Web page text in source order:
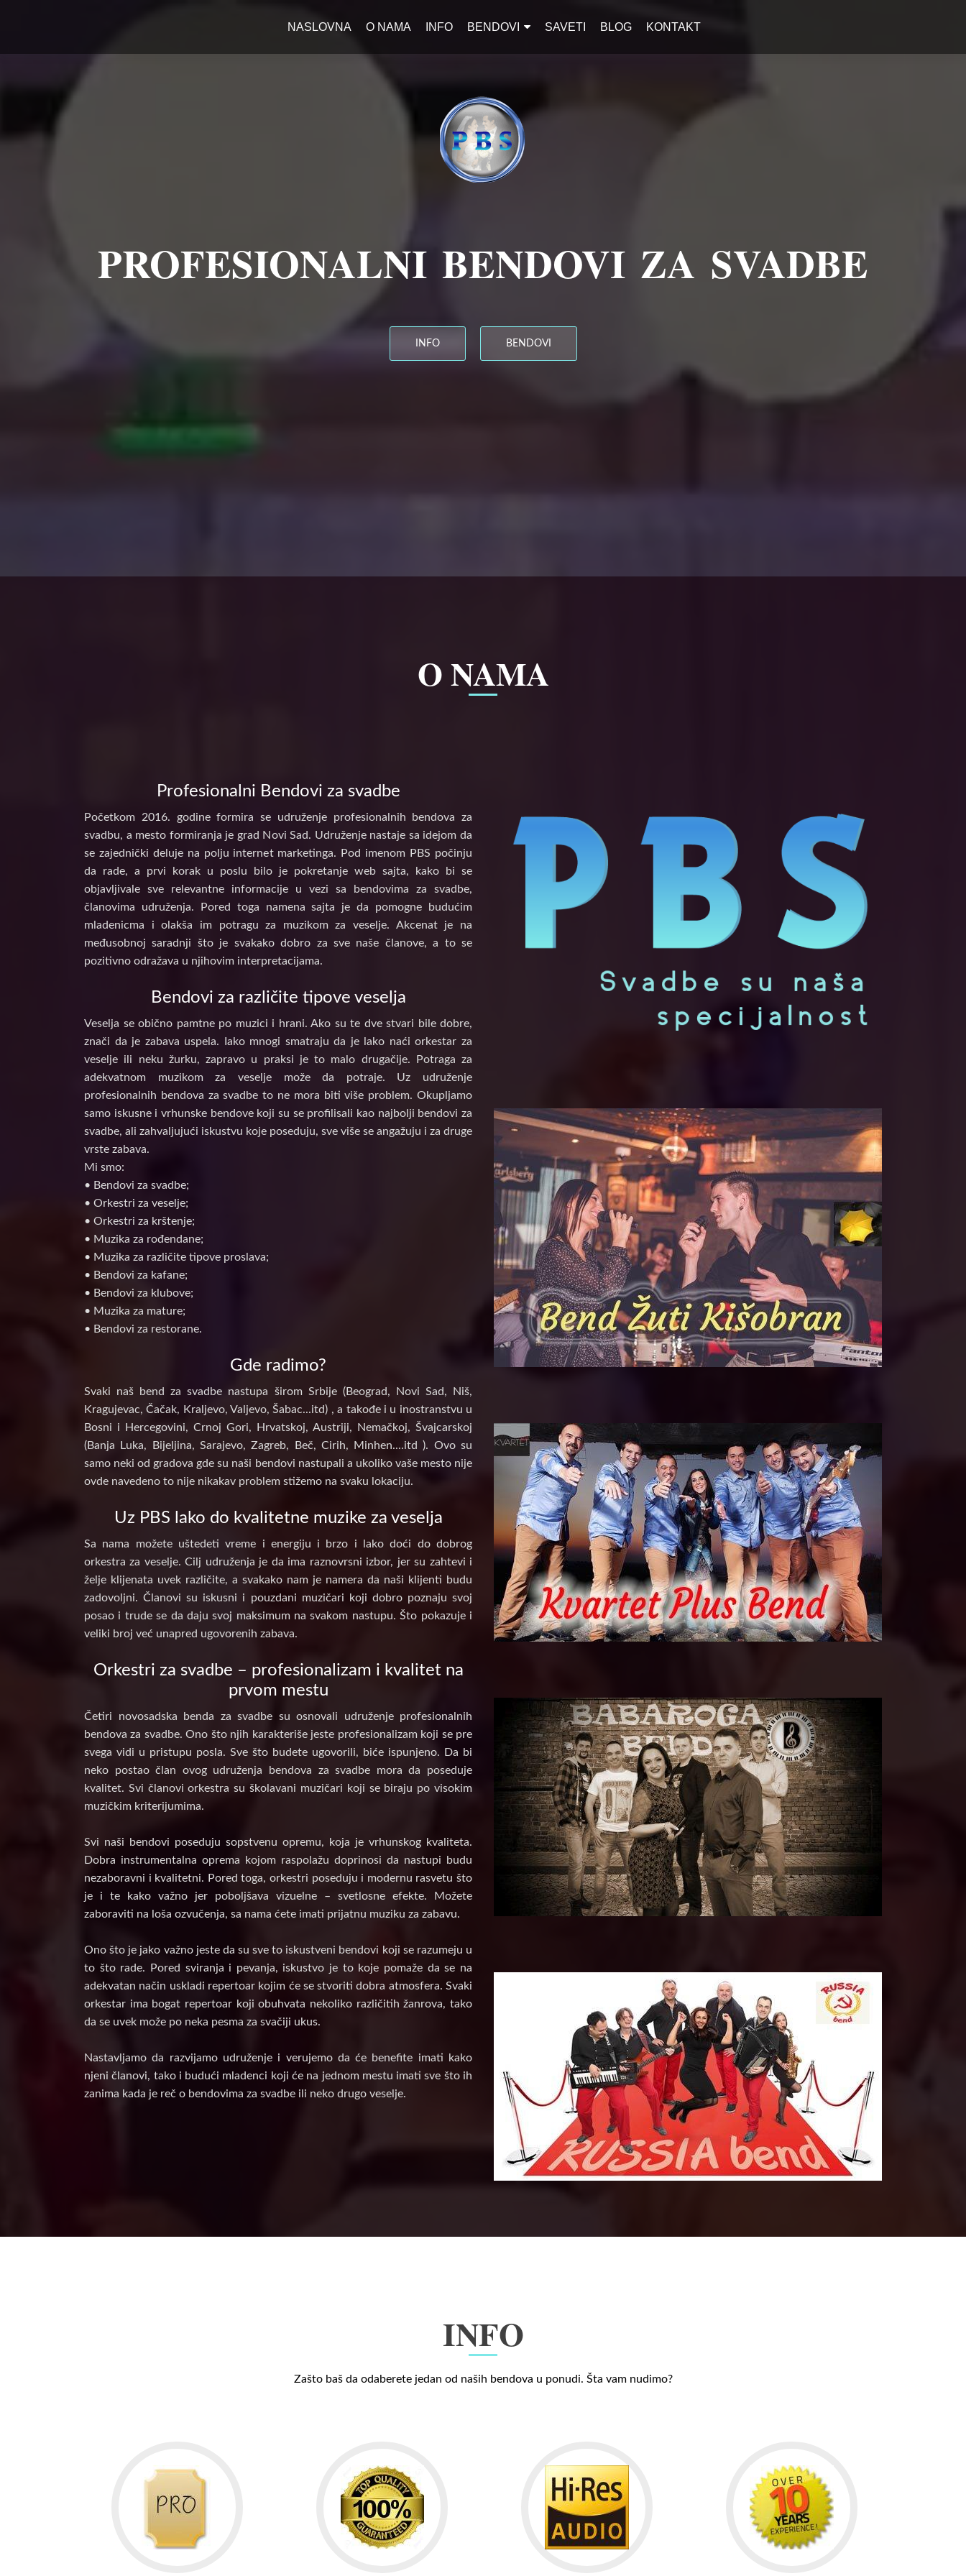
NASLOVNA O NAMA INFO BENDOVI SAVETI BLOG KONTAKT
PROFESIONALNI BENDOVI ZA SVADBE
INFO BENDOVI
O NAMA
Profesionalni Bendovi za svadbe
Početkom 2016. godine formira se udruženje profesionalnih bendova za
svadbu, a mesto formiranja je grad Novi Sad. Udruženje nastaje sa idejom da
se zajednički deluje na polju internet marketinga. Pod imenom PBS počinju
da rade, a prvi korak u poslu bilo je pokretanje web sajta, kako bi se
objavljivale sve relevantne informacije u vezi sa bendovima za svadbe,
članovima udruženja. Pored toga namena sajta je da pomogne budućim
mladenicma i olakša im potragu za muzikom za veselje. Akcenat je na
međusobnoj saradnji što je svakako dobro za sve naše članove, a to se
pozitivno odražava u njihovim interpretacijama.
Bendovi za različite tipove veselja
Veselja se obično pamtne po muzici i hrani. Ako su te dve stvari bile dobre,
znači da je zabava uspela. Iako mnogi smatraju da je lako naći orkestar za
veselje ili neku žurku, zapravo u praksi je to malo drugačije. Potraga za
adekvatnom muzikom za veselje može da potraje. Uz udruženje
profesionalnih bendova za svadbe to ne mora biti više problem. Okupljamo
samo iskusne i vrhunske bendove koji su se profilisali kao najbolji bendovi za
svadbe, ali zahvaljujući iskustvu koje poseduju, sve više se angažuju i za druge
vrste zabava.
Mi smo:
• Bendovi za svadbe;
• Orkestri za veselje;
• Orkestri za krštenje;
• Muzika za rođendane;
• Muzika za različite tipove proslava;
• Bendovi za kafane;
• Bendovi za klubove;
• Muzika za mature;
• Bendovi za restorane.
Gde radimo?
Svaki naš bend za svadbe nastupa širom Srbije (Beograd, Novi Sad, Niš,
Kragujevac, Čačak, Kraljevo, Valjevo, Šabac...itd) , a takođe i u inostranstvu u
Bosni i Hercegovini, Crnoj Gori, Hrvatskoj, Austriji, Nemačkoj, Švajcarskoj
(Banja Luka, Bijeljina, Sarajevo, Zagreb, Beč, Cirih, Minhen....itd ). Ovo su
samo neki od gradova gde su naši bendovi nastupali a ukoliko vaše mesto nije
ovde navedeno to nije nikakav problem stižemo na svaku lokaciju.
Uz PBS lako do kvalitetne muzike za veselja
Sa nama možete uštedeti vreme i energiju i brzo i lako doći do dobrog
orkestra za veselje. Cilj udruženja je da ima raznovrsni izbor, jer su zahtevi i
želje klijenata uvek različite, a svakako nam je namera da naši klijenti budu
zadovoljni. Članovi su iskusni i pouzdani muzičari koji dobro poznaju svoj
posao i trude se da daju svoj maksimum na svakom nastupu. Što pokazuje i
veliki broj već unapred ugovorenih zabava.
Orkestri za svadbe – profesionalizam i kvalitet na
prvom mestu
Četiri novosadska benda za svadbe su osnovali udruženje profesionalnih
bendova za svadbe. Ono što njih karakteriše jeste profesionalizam koji se pre
svega vidi u pristupu posla. Sve što budete ugovorili, biće ispunjeno. Da bi
neko postao član ovog udruženja bendova za svadbe mora da poseduje
kvalitet. Svi članovi orkestra su školavani muzičari koji se biraju po visokim
muzičkim kriterijumima.
Svi naši bendovi poseduju sopstvenu opremu, koja je vrhunskog kvaliteta.
Dobra instrumentalna oprema kojom raspolažu doprinosi da nastupi budu
nezaboravni i kvalitetni. Pored toga, orkestri poseduju i modernu rasvetu što
je i te kako važno jer poboljšava vizuelne – svetlosne efekte. Možete
zaboraviti na loša ozvučenja, sa nama ćete imati prijatnu muziku za zabavu.
Ono što je jako važno jeste da su sve to iskustveni bendovi koji se razumeju u
to što rade. Pored sviranja i pevanja, iskustvo je to koje pomaže da se na
adekvatan način uskladi repertoar kojim će se stvoriti dobra atmosfera. Svaki
orkestar ima bogat repertoar koji obuhvata nekoliko različitih žanrova, tako
da se uvek može po neka pesma za svačiji ukus.
Nastavljamo da razvijamo udruženje i verujemo da će benefite imati kako
njeni članovi, tako i budući mladenci koji će na jednom mestu imati sve što ih
zanima kada je reč o bendovima za svadbe ili neko drugo veselje.
INFO
Zašto baš da odaberete jedan od naših bendova u ponudi. Šta vam nudimo?